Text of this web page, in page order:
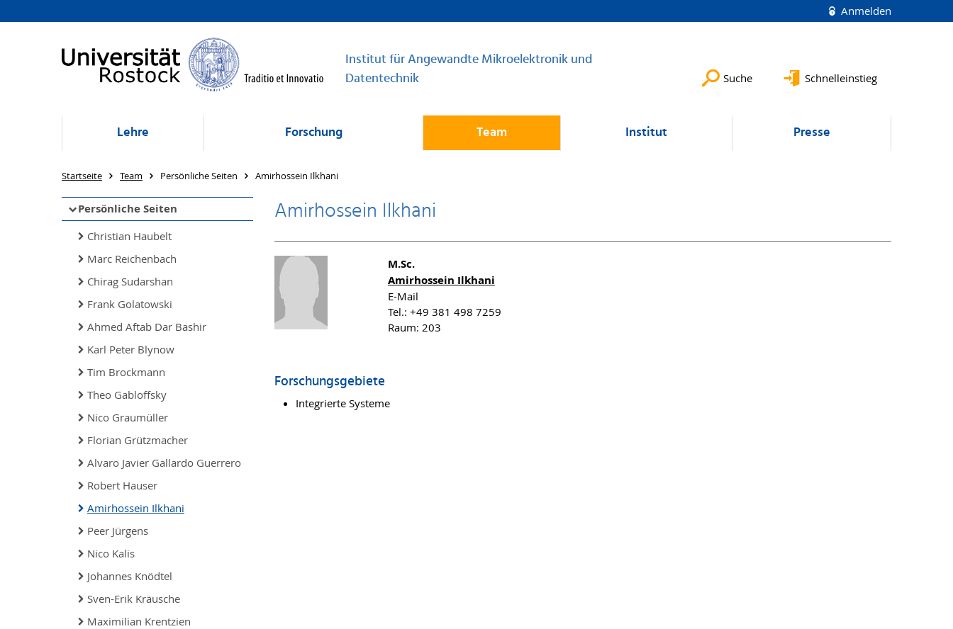
Anmelden
Institut für Angewandte Mikroelektronik und
Datentechnik
Suche Schnelleinstieg
Lehre Forschung Team Institut Presse
Startseite Team Persönliche Seiten Amirhossein Ilkhani
Persönliche Seiten
Christian Haubelt
Marc Reichenbach
Chirag Sudarshan
Frank Golatowski
Ahmed Aftab Dar Bashir
Karl Peter Blynow
Tim Brockmann
Theo Gabloffsky
Nico Graumüller
Florian Grützmacher
Alvaro Javier Gallardo Guerrero
Robert Hauser
Amirhossein Ilkhani
Peer Jürgens
Nico Kalis
Johannes Knödtel
Sven-Erik Kräusche
Maximilian Krentzien
Amirhossein Ilkhani
M.Sc.
Amirhossein Ilkhani
E-Mail
Tel.: +49 381 498 7259
Raum: 203
Forschungsgebiete
Integrierte Systeme